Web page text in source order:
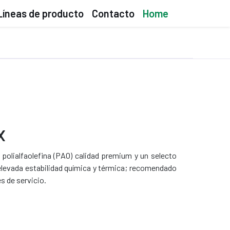
de producto Contacto Home
(PAO) calidad premium y un selecto
estabilidad química y térmica; recomendado
de servicio.